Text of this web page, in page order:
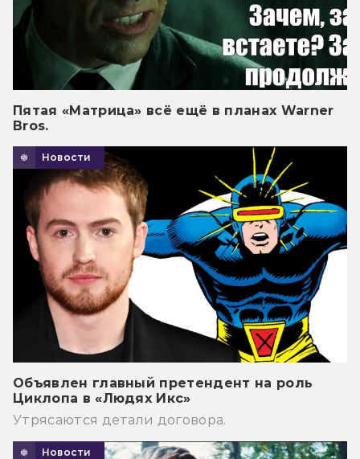
Пятая «Матрица» всё ещё в планах Warner
Bros.
Новости
Объявлен главный претендент на роль
Циклопа в «Людях Икс»
Утрясаются детали договора.
Новости